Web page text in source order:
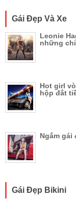
Gái Đẹp Và Xe
Leonie
những
Hot girl
hộp đắt
Ngắm gái
Gái Đẹp Bikini